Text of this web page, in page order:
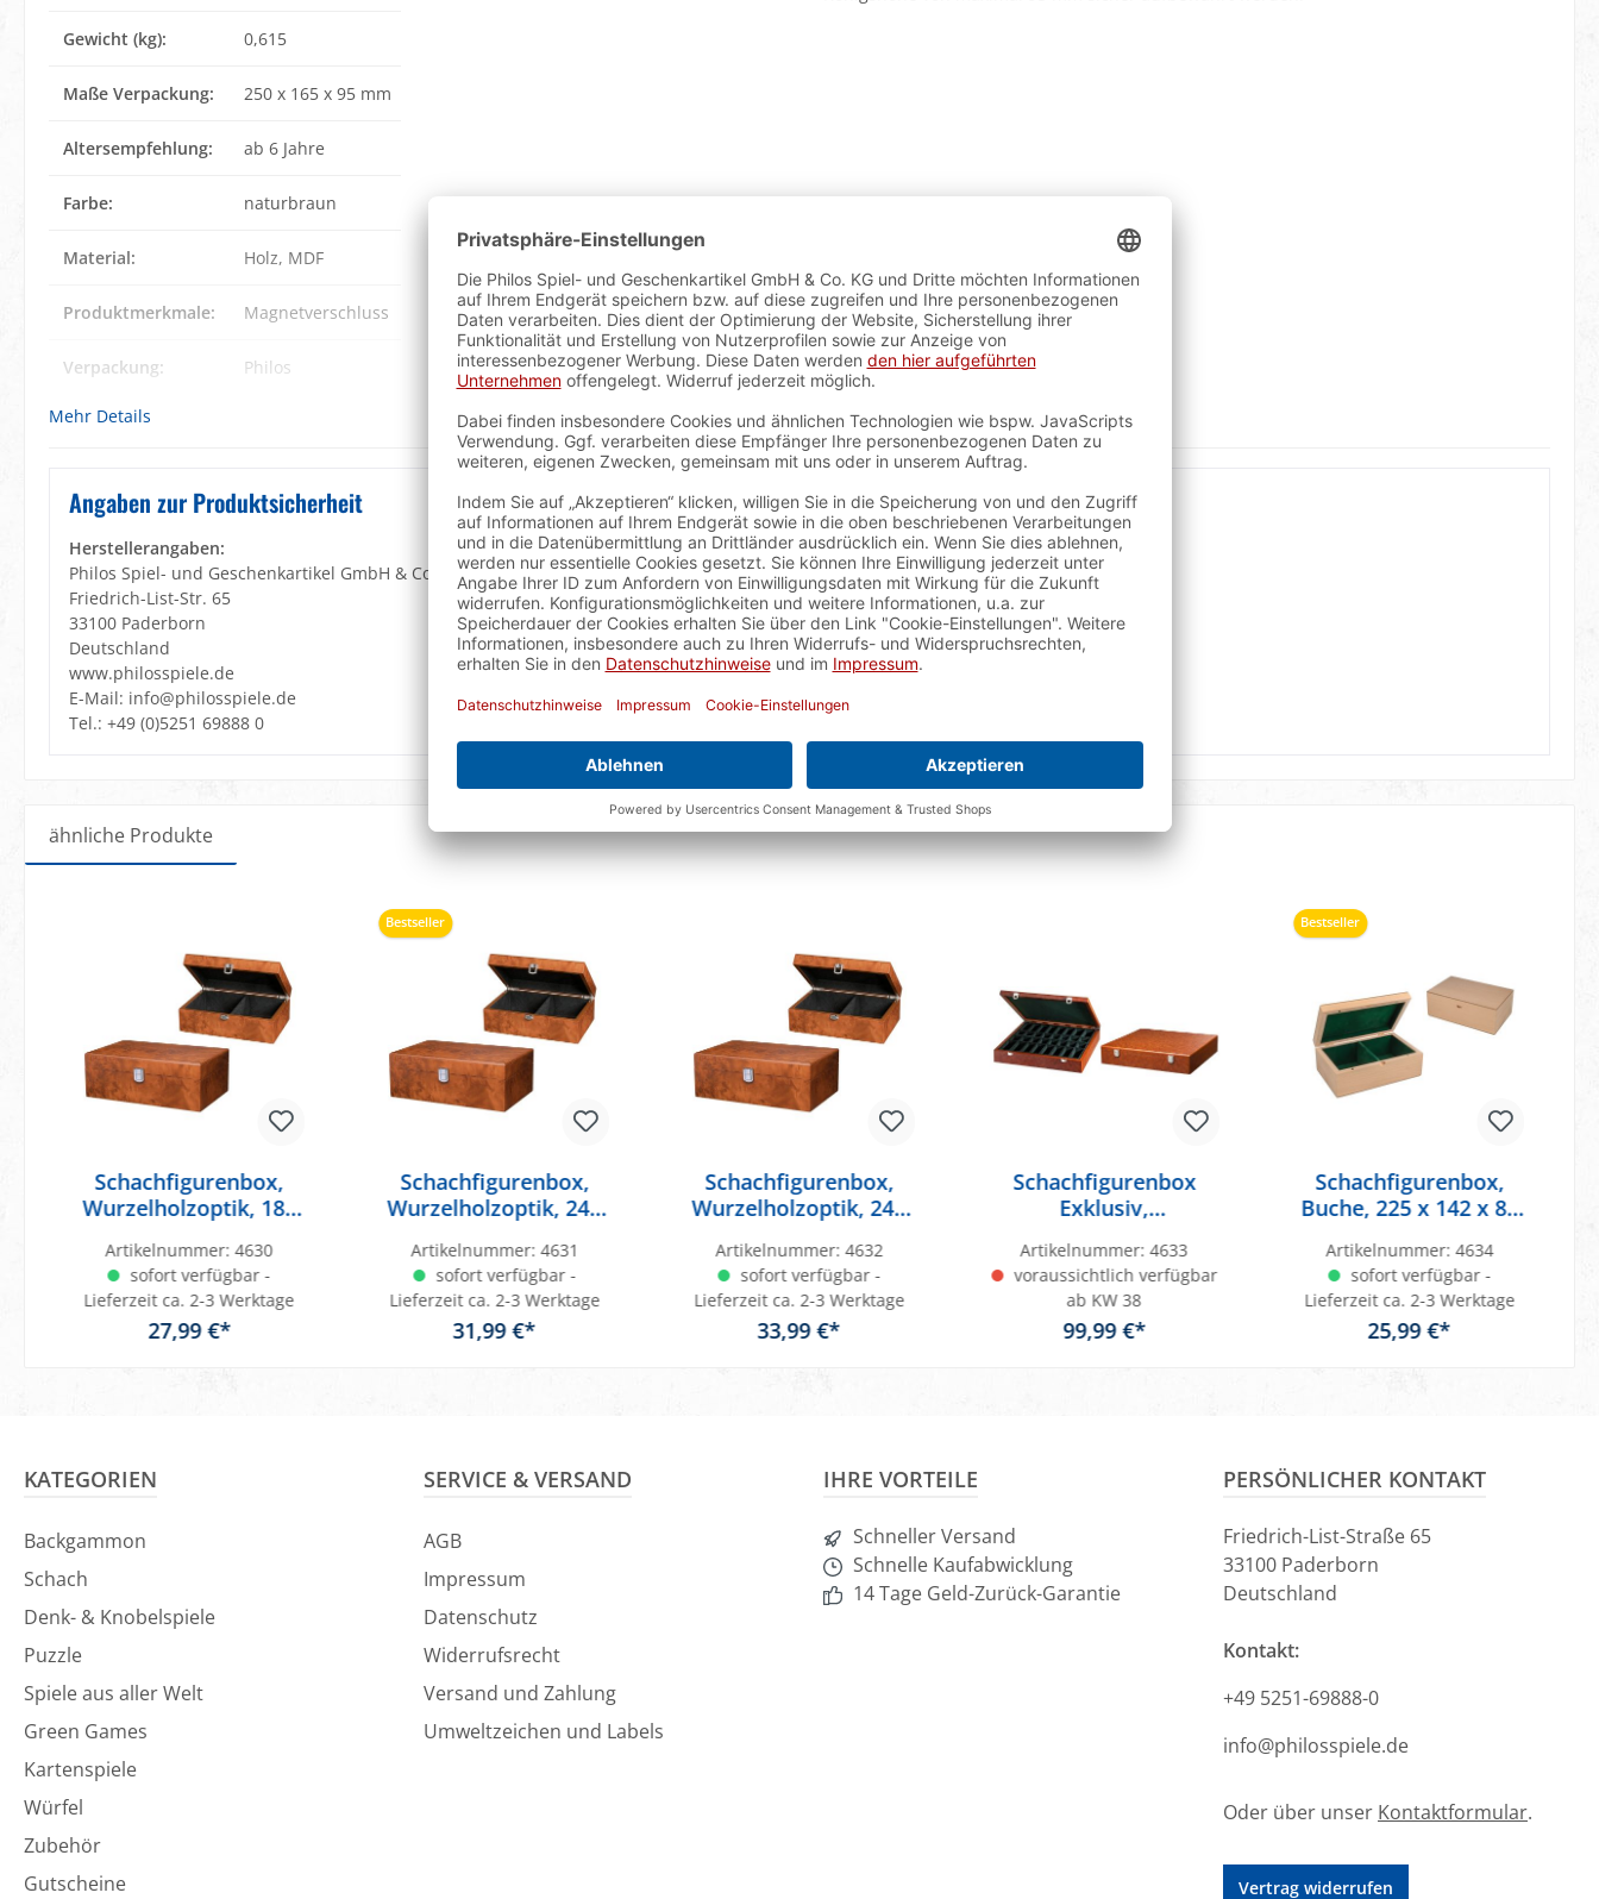
Gewicht (kg): 0,615
Maße Verpackung: 250 x 165 x 95 mm
Altersempfehlung: ab 6 Jahre
Farbe: naturbraun
Material: Holz, MDF
Produktmerkmale: Magnetverschluss
Verpackung: Philos
Mehr Details
Angaben zur Produktsicherheit
Herstellerangaben:
Philos Spiel- und Geschenkartikel GmbH & Co. KG
Friedrich-List-Str. 65
33100 Paderborn
Deutschland
www.philosspiele.de
E-Mail: info@philosspiele.de
Tel.: +49 (0)5251 69888 0
ähnliche Produkte
Schachfigurenbox,
Wurzelholzoptik, 180
Artikelnummer:4630
sofort verfügbar -
Lieferzeit ca. 2-3 Werktage
27,99 €*
Bestseller
Schachfigurenbox,
Wurzelholzoptik, 240
Artikelnummer: 4631
sofort verfügbar -
Lieferzeit ca. 2-3 Werktage
31,99 €*
Schachfigurenbox,
Wurzelholzoptik, 240
Artikelnummer:4632
sofort verfügbar -
Lieferzeit ca. 2-3 Werktage
33,99 €*
Schachfigurenbox
Exklusiv,
x 425 x 85 mm, mit
Einzelfächern
Artikelnummer:4633
voraussichtlich verfügbar
ab KW 38
99,99 €*
Bestseller
Schachfigurenbox,
Buche, 225 x 142 x 83
Artikelnummer:4634
sofort verfügbar -
Lieferzeit ca. 2-3 Werktage
25,99 €*
KATEGORIEN
Backgammon
Schach
Denk- & Knobelspiele
Puzzle
Spiele aus aller Welt
Green Games
Kartenspiele
Würfel
Zubehör
Gutscheine
SERVICE & VERSAND
AGB
Impressum
Datenschutz
Widerrufsrecht
Versand und Zahlung
Umweltzeichen und Labels
IHRE VORTEILE
Schneller Versand
Schnelle Kaufabwicklung
14 Tage Geld-Zurück-Garantie
PERSÖNLICHER KONTAKT
Friedrich-List-Straße 65
33100 Paderborn
Deutschland
Kontakt:
+49 5251-69888-0
info@philosspiele.de
Oder über unser Kontaktformular.
Vertrag widerrufen